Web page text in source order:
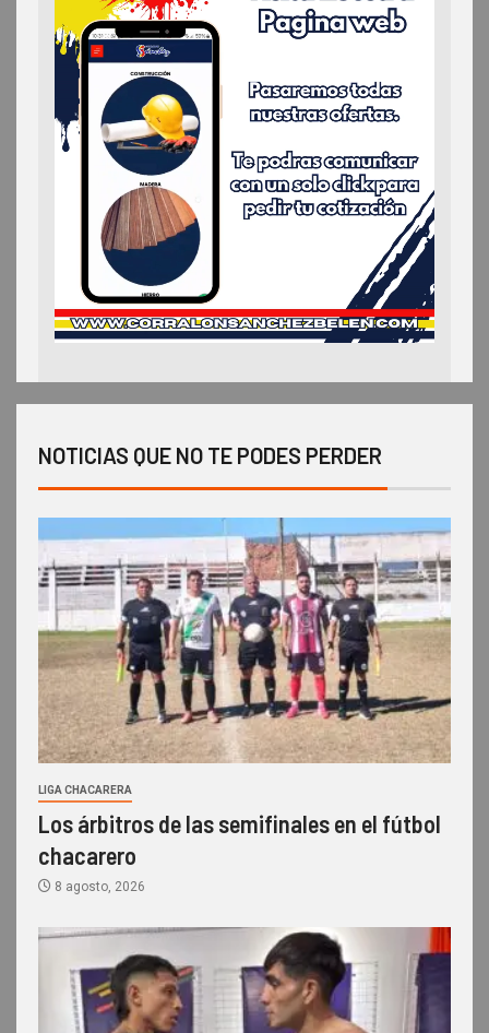
NOTICIAS QUE NO TE PODES PERDER
LIGA CHACARERA
Los árbitros de las semifinales en el fútbol
chacarero
8 agosto, 2026